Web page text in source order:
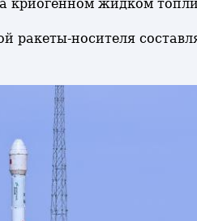
криогенном жидком
ракеты-носителя